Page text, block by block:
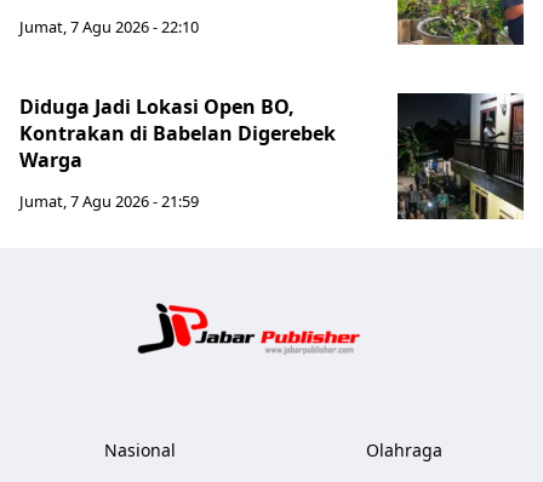
Jumat, 7 Agu 2026 - 22:10
Diduga Jadi Lokasi Open BO,
Kontrakan di Babelan Digerebek
Warga
Jumat, 7 Agu 2026 - 21:59
Nasional
Olahraga